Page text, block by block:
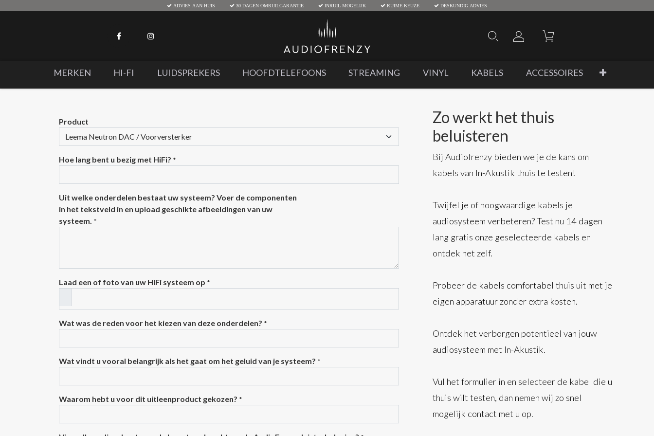
ADVIES AAN HUIS 30 DAGEN OMRUILGARANTIE INRUIL MOGELIJK RUIME KEUZE DESKUNDIG ADVIES
MERKEN HI-FI LUIDSPREKERS HOOFDTELEFOONS STREAMING VINYL KABELS ACCESSOIRES
Product
Hoe lang bent u bezig met HiFi? *
Uit welke onderdelen bestaat uw systeem? Voer de componenten
in het tekstveld in en upload geschikte afbeeldingen van uw
systeem. *
Laad een of foto van uw HiFi systeem op *
Wat was de reden voor het kiezen van deze onderdelen? *
Wat vindt u vooral belangrijk als het gaat om het geluid van je systeem? *
Waarom hebt u voor dit uitleenproduct gekozen? *
Zo werkt het thuis
beluisteren
Bij Audiofrenzy bieden we je de kans om
kabels van In-Akustik thuis te testen!
Twijfel je of hoogwaardige kabels je
audiosysteem verbeteren? Test nu 14 dagen
lang gratis onze geselecteerde kabels en
ontdek het zelf.
Probeer de kabels comfortabel thuis uit met je
eigen apparatuur zonder extra kosten.
Ontdek het verborgen potentieel van jouw
audiosysteem met In-Akustik.
Vul het formulier in en selecteer de kabel die u
thuis wilt testen, dan nemen wij zo snel
mogelijk contact met u op.